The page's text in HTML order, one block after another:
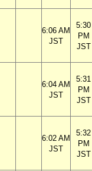
6:06 AM
JST
5:30
PM
JST
6:04 AM
JST
5:31
PM
JST
6:02 AM
JST
5:32
PM
JST